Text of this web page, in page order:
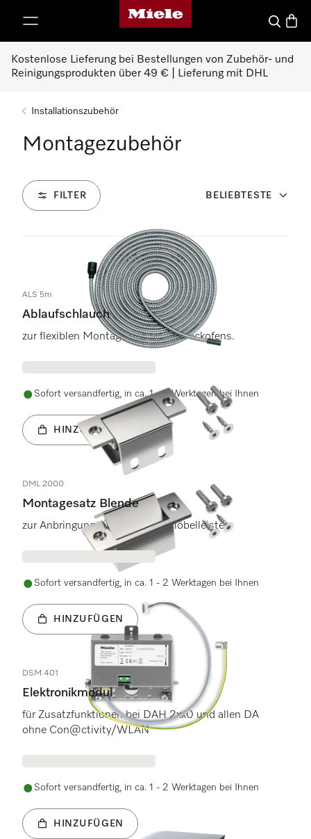
Miele-Homepage
Suche
Kostenlose Lieferung bei Bestellungen von Zubehör- und
Reinigungsprodukten über 49 € | Lieferung mit DHL
Installationszubehör
Montagezubehör
FILTER BELIEBTESTE
33 Produkte
ALS 5m
Ablaufschlauch
zur flexiblen Montage des Dampfbackofens.
Sofort versandfertig, in ca. 1 - 2 Werktagen bei Ihnen
HINZUFÜGEN
DML 2000
Montagesatz Blende
zur Anbringung einer Original-Möbelleiste.
Sofort versandfertig, in ca. 1 - 2 Werktagen bei Ihnen
HINZUFÜGEN
DSM 401
Elektronikmodul
für Zusatzfunktionen bei DAH 2xx0 und allen DA
ohne Con@ctivity/WLAN
Sofort versandfertig, in ca. 1 - 2 Werktagen bei Ihnen
HINZUFÜGEN